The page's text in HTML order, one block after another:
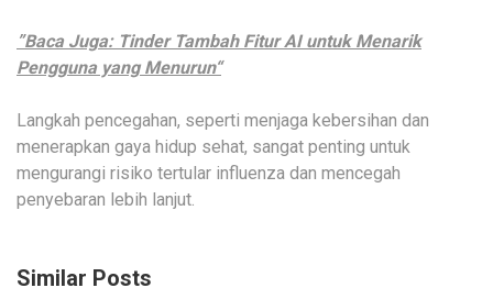
”Baca Juga: Tinder Tambah Fitur AI untuk Menarik
Pengguna yang Menurun“
Langkah pencegahan, seperti menjaga kebersihan dan
menerapkan gaya hidup sehat, sangat penting untuk
mengurangi risiko tertular influenza dan mencegah
penyebaran lebih lanjut.
Similar Posts